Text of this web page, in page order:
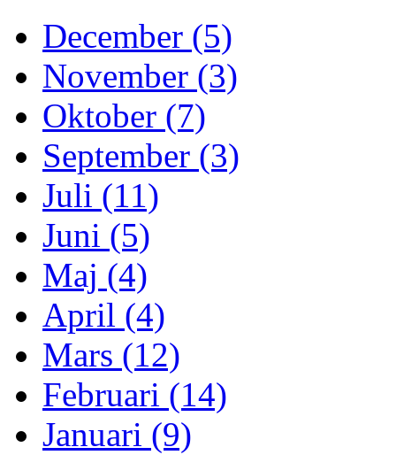
December (5)
November (3)
Oktober (7)
September (3)
Juli (11)
Juni (5)
Maj (4)
April (4)
Mars (12)
Februari (14)
Januari (9)